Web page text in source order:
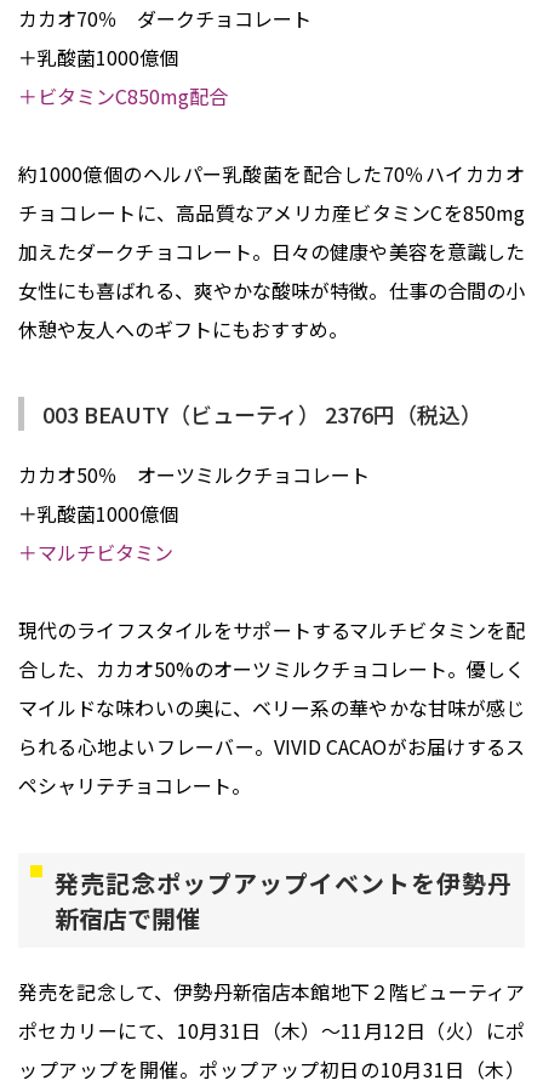
カカオ70％ ダークチョコレート
＋乳酸菌1000億個
＋ビタミンC850mg配合
約1000億個のヘルパー乳酸菌を配合した70％ハイカカオ
チョコレートに、高品質なアメリカ産ビタミンCを850mg
加えたダークチョコレート。日々の健康や美容を意識した
女性にも喜ばれる、爽やかな酸味が特徴。仕事の合間の小
休憩や友人へのギフトにもおすすめ。
003 BEAUTY（ビューティ） 2376円（税込）
カカオ50％ オーツミルクチョコレート
＋乳酸菌1000億個
＋マルチビタミン
現代のライフスタイルをサポートするマルチビタミンを配
合した、カカオ50%のオーツミルクチョコレート。優しく
マイルドな味わいの奥に、ベリー系の華やかな甘味が感じ
られる心地よいフレーバー。VIVID CACAOがお届けするス
ペシャリテチョコレート。
発売記念ポップアップイベントを伊勢丹
新宿店で開催
発売を記念して、伊勢丹新宿店本館地下２階ビューティア
ポセカリーにて、10月31日（木）〜11月12日（火）にポ
ップアップを開催。ポップアップ初日の10月31日（木）